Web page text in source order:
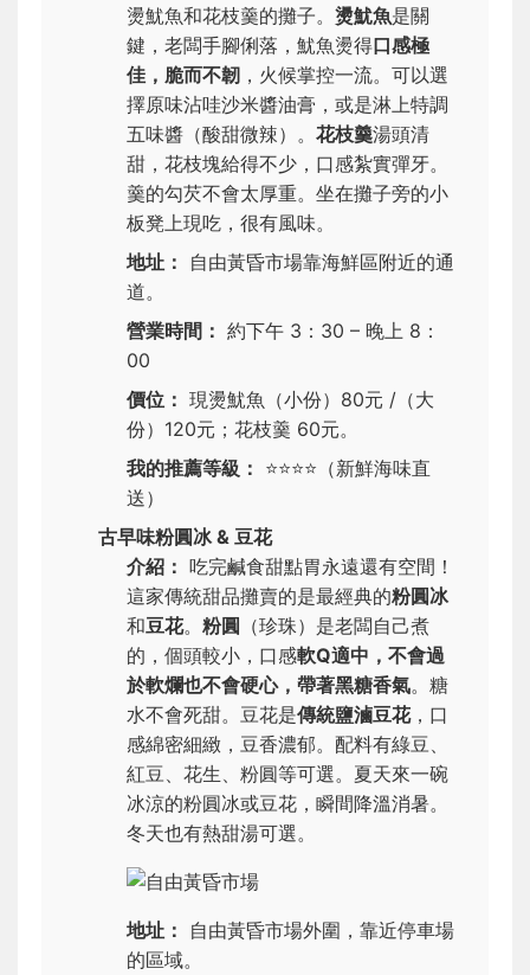
燙魷魚和花枝羹的攤子。 燙魷魚是關
鍵，老闆手腳俐落，魷魚燙得口感極
佳，脆而不韌 ，火候掌控一流。可以選
擇原味沾哇沙米醬油膏，或是淋上特調
五味醬（酸甜微辣）。 花枝羹湯頭清
甜，花枝塊給得不少，口感紮實彈牙。
羹的勾芡不會太厚重。坐在攤子旁的小
板凳上現吃，很有風味。
地址：
自由黃昏市場靠海鮮區附近的通
道。
營業時間： 約下午 3：30 – 晚上 8：
00
價位： 現燙魷魚（小份）80元 /（大
份）120元；花枝羹 60元。
我的推薦等級： ⭐⭐⭐⭐ （新鮮海味直
送）
古早味粉圓冰 & 豆花
介紹： 吃完鹹食甜點胃永遠還有空間！
這家傳統甜品攤賣的是最經典的粉圓冰
和豆花。 粉圓 （珍珠）是老闆自己煮
的，個頭較小，口感軟Q適中，不會過
於軟爛也不會硬心，帶著黑糖香氣。糖
水不會死甜。豆花是傳統鹽滷豆花，口
感綿密細緻，豆香濃郁。配料有綠豆、
紅豆、花生、粉圓等可選。夏天來一碗
冰涼的粉圓冰或豆花，瞬間降溫消暑。
冬天也有熱甜湯可選。
地址：
自由黃昏市場外圍，靠近停車場
的區域。